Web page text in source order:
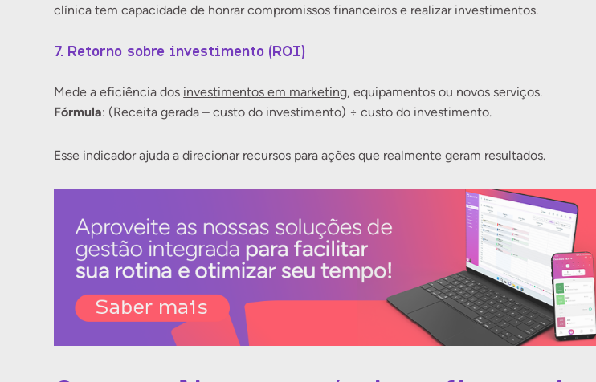
clínica tem capacidade de honrar compromissos financeiros e realizar investimentos.
7. Retorno sobre investimento (ROI)
Mede a eficiência dos investimentos em marketing, equipamentos ou novos serviços.
Fórmula: (Receita gerada – custo do investimento) ÷ custo do investimento.
Esse indicador ajuda a direcionar recursos para ações que realmente geram resultados.